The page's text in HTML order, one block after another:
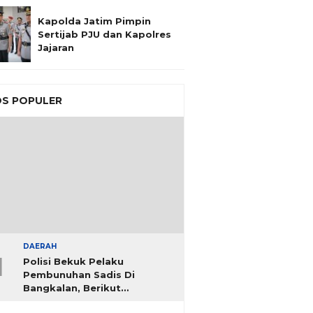
Kapolda Jatim Pimpin
Sertijab PJU dan Kapolres
Jajaran
POPULER
DAERAH
Polisi Bekuk Pelaku
Pembunuhan Sadis Di
Bangkalan, Berikut